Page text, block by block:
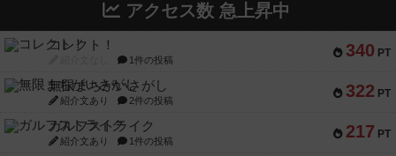
アクセス数 急上昇中
340 PT
コレクト！
1件の投稿
322 PT
無限まちがいさがし
紹介文あり 2件の投稿
217 PT
ガルフストライク
紹介文あり 1件の投稿